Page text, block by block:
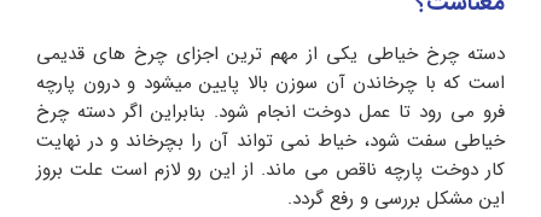
دسته چرخ خیاطی یکی از مهم ترین اجزای چرخ های قدیمی
است که با چرخاندن آن سوزن بالا پایین میشود و درون پارچه
فرو می رود تا عمل دوخت انجام شود. بنابراین اگر دسته چرخ
خیاطی سفت شود، خیاط نمی تواند آن را بچرخاند و در نهایت
کار دوخت پارچه ناقص می ماند. از این رو لازم است علت بروز
این مشکل بررسی و رفع گردد.